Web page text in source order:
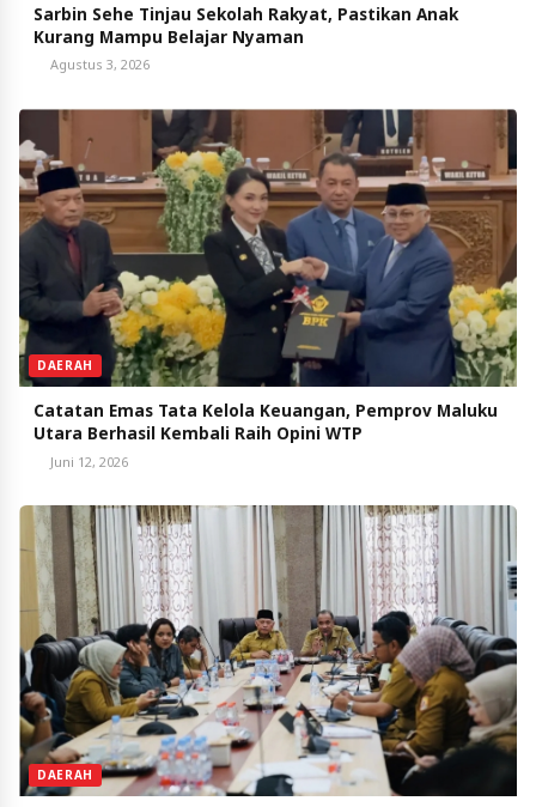
Sarbin Sehe Tinjau Sekolah Rakyat, Pastikan Anak
Kurang Mampu Belajar Nyaman
Agustus 3, 2026
DAERAH
Catatan Emas Tata Kelola Keuangan, Pemprov Maluku
Juni 12, 2026
DAERAH